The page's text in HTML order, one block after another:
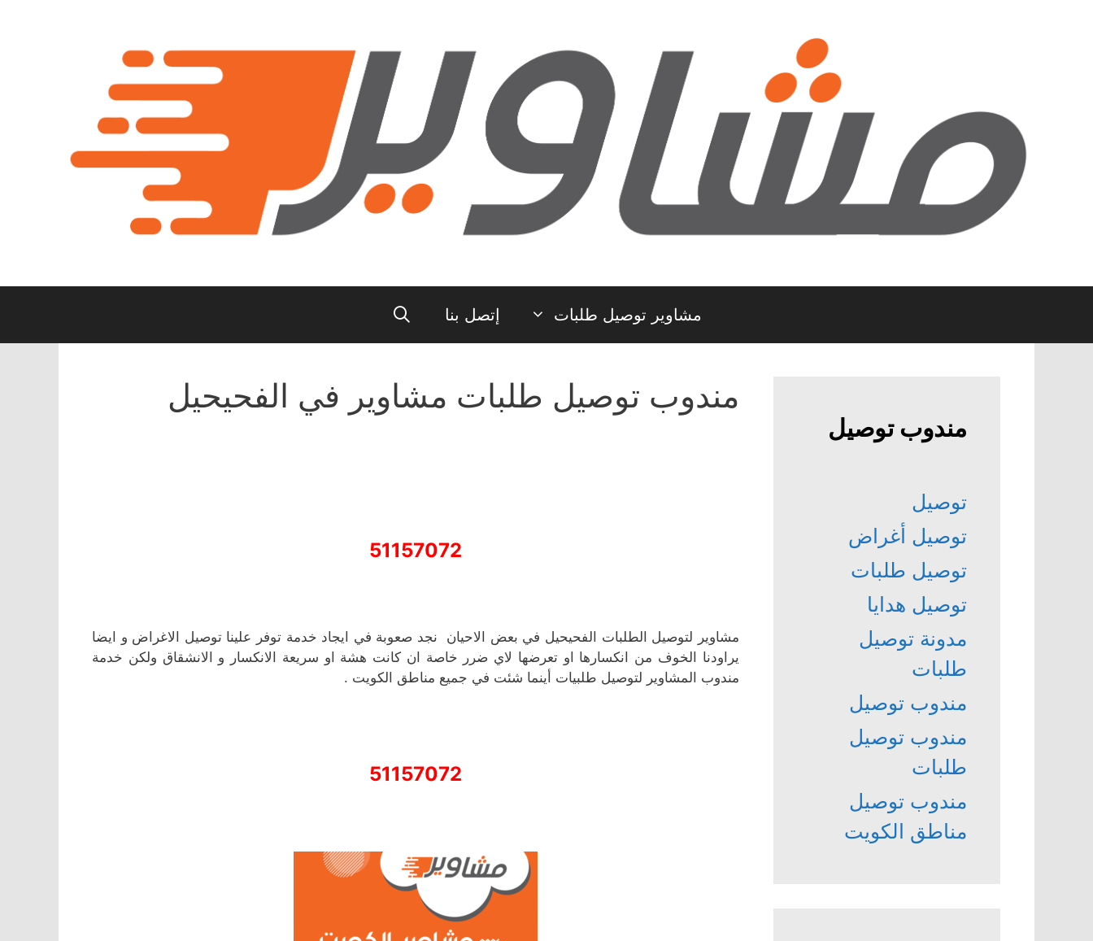
مشاوير توصيل طلبات إتصل بنا
مندوب توصيل طلبات مشاوير في الفحيحيل
51157072
مشاوير لتوصيل الطلبات الفحيحيل في بعض الاحيان نجد صعوبة في ايجاد خدمة توفر علينا توصيل الاغراض و ايضا
يراودنا الخوف من انكسارها او تعرضها لاي ضرر خاصة ان كانت هشة او سريعة الانكسار و الانشقاق ولكن خدمة
مندوب المشاوير لتوصيل طلبيات أينما شئت في جميع مناطق الكويت .
51157072
مندوب توصيل
توصيل
توصيل أغراض
توصيل طلبات
توصيل هدايا
مدونة توصيل
طلبات
مندوب توصيل
مندوب توصيل
طلبات
مندوب توصيل
مناطق الكويت